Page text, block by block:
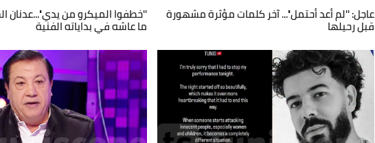
عاجل: ''لم أعد أحتمل''... آخر كلمات مؤثرة مشهورة
قبل رحيلها
''خطفوا الميكرو من
ما عاشه في بداياته الفنية